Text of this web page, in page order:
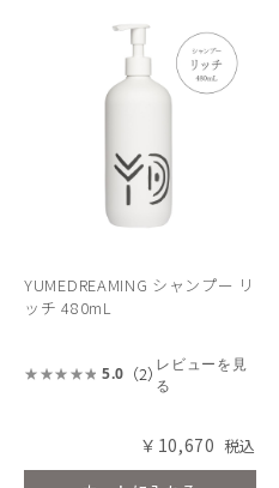
YUMEDREAMING シャンプー リ
ッチ 480mL
5.0 （2） レビューを見
る
￥10,670